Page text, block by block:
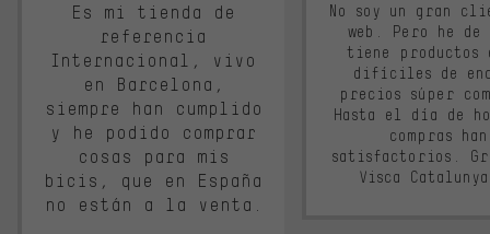
Es mi tienda de
referencia
Internacional, vivo
en Barcelona,
siempre han cumplido
y he podido comprar
cosas para mis
bicis, que en España
no están a la venta.
No soy un gran
web. Pero he
tiene productos
difíciles de
precios súper
Hasta el día de
compras
satisfactorios.
Visca